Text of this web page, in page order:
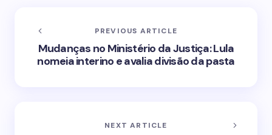
PREVIOUS ARTICLE
Mudanças no Ministério da Justiça: Lula
nomeia interino e avalia divisão da pasta
NEXT ARTICLE